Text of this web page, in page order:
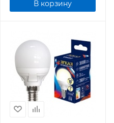
В корзину